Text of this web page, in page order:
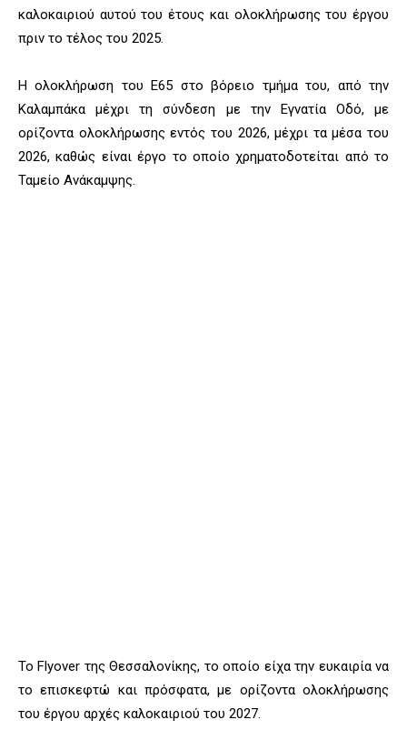
καλοκαιριού αυτού του έτους και ολοκλήρωσης του έργου
πριν το τέλος του 2025.
Η ολοκλήρωση του Ε65 στο βόρειο τμήμα του, από την
Καλαμπάκα μέχρι τη σύνδεση με την Εγνατία Οδό, με
ορίζοντα ολοκλήρωσης εντός του 2026, μέχρι τα μέσα του
2026, καθώς είναι έργο το οποίο χρηματοδοτείται από το
Ταμείο Ανάκαμψης.
Το Flyover της Θεσσαλονίκης, το οποίο είχα την ευκαιρία να
το επισκεφτώ και πρόσφατα, με ορίζοντα ολοκλήρωσης
του έργου αρχές καλοκαιριού του 2027.